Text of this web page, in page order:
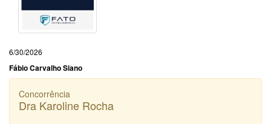
6/30/2026
Fábio Carvalho Siano
Concorrência
Dra Karoline Rocha